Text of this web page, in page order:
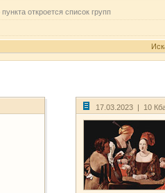
откроется список групп
17.03.2023 | 10